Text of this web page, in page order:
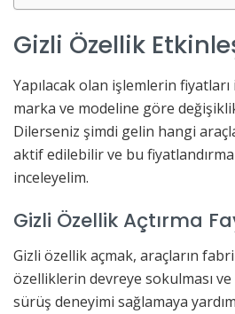
Gizli Özellik
Yapılacak olan işlemlerin fiyatları
marka ve modeline göre
Dilerseniz şimdi gelin hangi
aktif edilebilir ve bu
inceleyelim.
Gizli Özellik Açtırma
Gizli özellik açmak, araçların
özelliklerin devreye sokulması
sürüş deneyimi sağlamaya